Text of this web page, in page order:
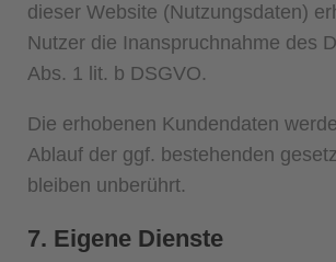
dieser Website (Nutzungsdaten)
Nutzer die Inanspruchnahme des
Abs. 1 lit. b DSGVO.
Die erhobenen Kundendaten
Ablauf der ggf. bestehenden
bleiben unberührt.
7. Eigene Dienste